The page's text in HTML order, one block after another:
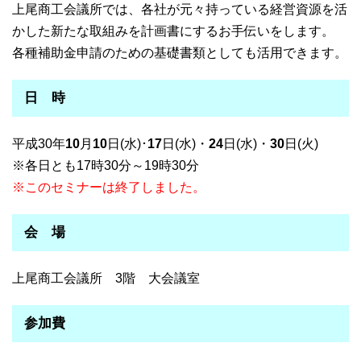
上尾商工会議所では、各社が元々持っている経営資源を活
かした新たな取組みを計画書にするお手伝いをします。
各種補助金申請のための基礎書類としても活用できます。
日 時
平成30年10月 10日(水)･ 17日(水)・ 24日(水)・ 30日(火)
※各日とも17時30分～19時30分
※このセミナーは終了しました。
会 場
上尾商工会議所 3階 大会議室
参加費